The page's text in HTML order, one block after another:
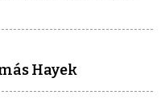
Hayek